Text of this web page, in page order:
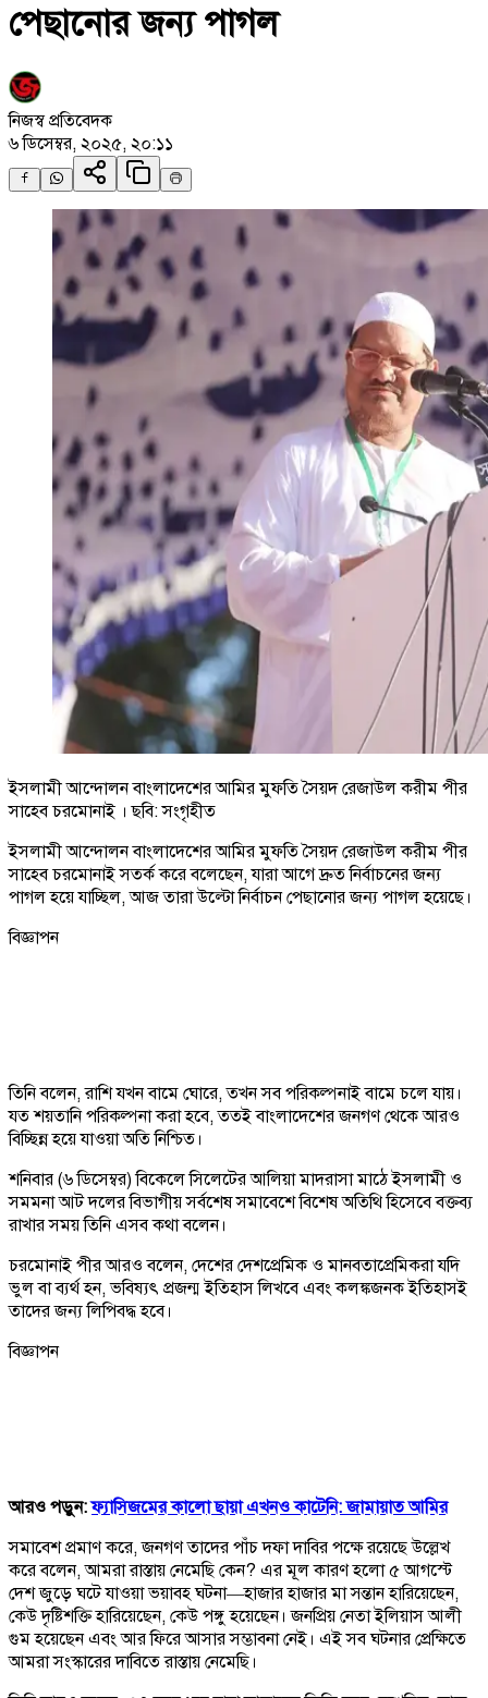
পেছানোর জন্য পাগল
নিজস্ব প্রতিবেদক
৬ ডিসেম্বর, ২০২৫, ২০:১১
ইসলামী আন্দোলন বাংলাদেশের আমির মুফতি সৈয়দ রেজাউল করীম পীর
সাহেব চরমোনাই । ছবি: সংগৃহীত
ইসলামী আন্দোলন বাংলাদেশের আমির মুফতি সৈয়দ রেজাউল করীম পীর
সাহেব চরমোনাই সতর্ক করে বলেছেন, যারা আগে দ্রুত নির্বাচনের জন্য
পাগল হয়ে যাচ্ছিল, আজ তারা উল্টো নির্বাচন পেছানোর জন্য পাগল হয়েছে।
বিজ্ঞাপন
তিনি বলেন, রাশি যখন বামে ঘোরে, তখন সব পরিকল্পনাই বামে চলে যায়।
যত শয়তানি পরিকল্পনা করা হবে, ততই বাংলাদেশের জনগণ থেকে আরও
বিচ্ছিন্ন হয়ে যাওয়া অতি নিশ্চিত।
শনিবার (৬ ডিসেম্বর) বিকেলে সিলেটের আলিয়া মাদরাসা মাঠে ইসলামী ও
সমমনা আট দলের বিভাগীয় সর্বশেষ সমাবেশে বিশেষ অতিথি হিসেবে বক্তব্য
রাখার সময় তিনি এসব কথা বলেন।
চরমোনাই পীর আরও বলেন, দেশের দেশপ্রেমিক ও মানবতাপ্রেমিকরা যদি
ভুল বা ব্যর্থ হন, ভবিষ্যৎ প্রজন্ম ইতিহাস লিখবে এবং কলঙ্কজনক ইতিহাসই
তাদের জন্য লিপিবদ্ধ হবে।
বিজ্ঞাপন
আরও পড়ুন:ফ্যাসিজমের কালো ছায়া এখনও কাটেনি: জামায়াত আমির
সমাবেশ প্রমাণ করে, জনগণ তাদের পাঁচ দফা দাবির পক্ষে রয়েছে উল্লেখ
করে বলেন, আমরা রাস্তায় নেমেছি কেন? এর মূল কারণ হলো ৫ আগস্টে
দেশ জুড়ে ঘটে যাওয়া ভয়াবহ ঘটনা—হাজার হাজার মা সন্তান হারিয়েছেন,
কেউ দৃষ্টিশক্তি হারিয়েছেন, কেউ পঙ্গু হয়েছেন। জনপ্রিয় নেতা ইলিয়াস আলী
গুম হয়েছেন এবং আর ফিরে আসার সম্ভাবনা নেই। এই সব ঘটনার প্রেক্ষিতে
আমরা সংস্কারের দাবিতে রাস্তায় নেমেছি।